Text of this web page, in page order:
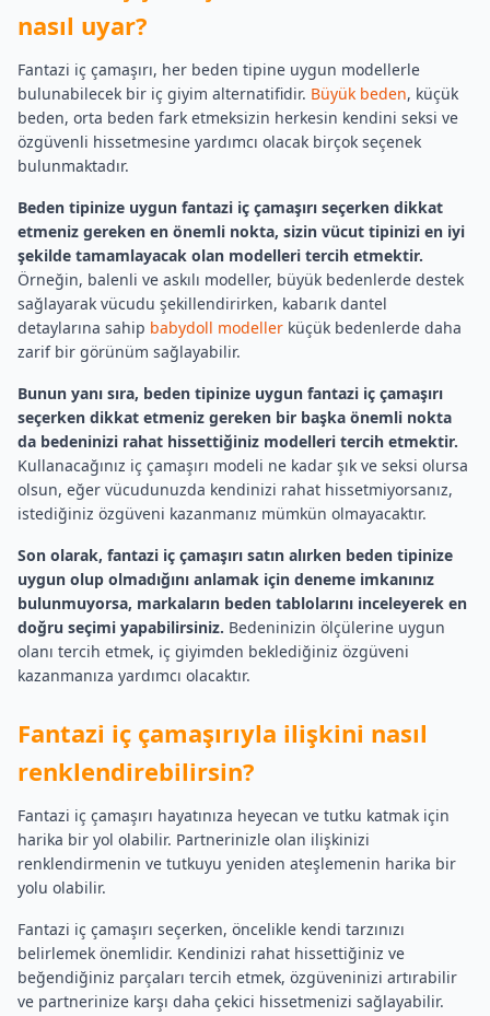
nasıl uyar?
Fantazi iç çamaşırı, her beden tipine uygun modellerle
bulunabilecek bir iç giyim alternatifidir. Büyük beden, küçük
beden, orta beden fark etmeksizin herkesin kendini seksi ve
özgüvenli hissetmesine yardımcı olacak birçok seçenek
bulunmaktadır.
Beden tipinize uygun fantazi iç çamaşırı seçerken dikkat
etmeniz gereken en önemli nokta, sizin vücut tipinizi en iyi
şekilde tamamlayacak olan modelleri tercih etmektir.
Örneğin, balenli ve askılı modeller, büyük bedenlerde destek
sağlayarak vücudu şekillendirirken, kabarık dantel
detaylarına sahip babydoll modeller küçük bedenlerde daha
zarif bir görünüm sağlayabilir.
Bunun yanı sıra, beden tipinize uygun fantazi iç çamaşırı
seçerken dikkat etmeniz gereken bir başka önemli nokta
da bedeninizi rahat hissettiğiniz modelleri tercih etmektir.
Kullanacağınız iç çamaşırı modeli ne kadar şık ve seksi olursa
olsun, eğer vücudunuzda kendinizi rahat hissetmiyorsanız,
istediğiniz özgüveni kazanmanız mümkün olmayacaktır.
Son olarak, fantazi iç çamaşırı satın alırken beden tipinize
uygun olup olmadığını anlamak için deneme imkanınız
bulunmuyorsa, markaların beden tablolarını inceleyerek en
doğru seçimi yapabilirsiniz. Bedeninizin ölçülerine uygun
olanı tercih etmek, iç giyimden beklediğiniz özgüveni
kazanmanıza yardımcı olacaktır.
Fantazi iç çamaşırıyla ilişkini nasıl
renklendirebilirsin?
Fantazi iç çamaşırı hayatınıza heyecan ve tutku katmak için
harika bir yol olabilir. Partnerinizle olan ilişkinizi
renklendirmenin ve tutkuyu yeniden ateşlemenin harika bir
yolu olabilir.
Fantazi iç çamaşırı seçerken, öncelikle kendi tarzınızı
belirlemek önemlidir. Kendinizi rahat hissettiğiniz ve
beğendiğiniz parçaları tercih etmek, özgüveninizi artırabilir
ve partnerinize karşı daha çekici hissetmenizi sağlayabilir.